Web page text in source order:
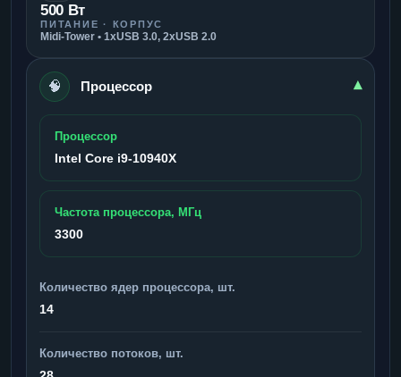
500 Вт
ПИТАНИЕ · КОРПУС
Midi-Tower • 1xUSB 3.0, 2xUSB 2.0
🧠 Процессор ▾
Процессор
Intel Core i9-10940X
Частота процессора, МГц
3300
Количество ядер процессора, шт.
14
Количество потоков, шт.